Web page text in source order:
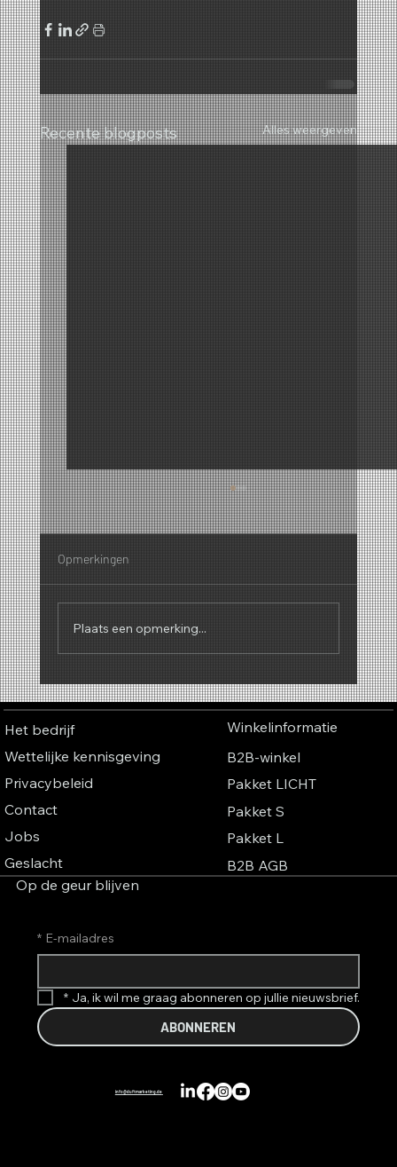
Recente blogposts Alles weergeven
Waarom geuren een geluid hebben – De
fascinerende connectie tussen parfum,
Opmerkingen
Plaats een opmerking...
Het bedrijf
Wettelijke kennisgeving
Privacybeleid
Contact
Jobs
Geslacht
Winkelinformatie
B2B-winkel
Pakket LICHT
Pakket S
Pakket L
B2B AGB
Op de geur blijven
* E-mailadres
* Ja, ik wil me graag abonneren op jullie nieuwsbrief.
ABONNEREN
info@duftmarketing.de